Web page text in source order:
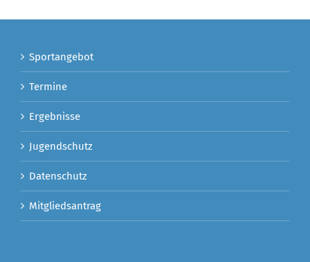
Sportangebot
Termine
Ergebnisse
Jugendschutz
Datenschutz
Mitgliedsantrag